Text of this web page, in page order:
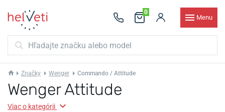
0
Menu
Značky Wenger Commando / Attitude
Wenger Attitude
Viac o kategórii